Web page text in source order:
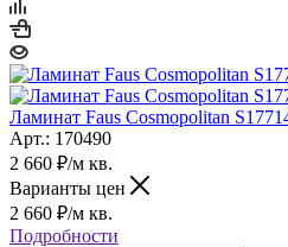
Ламинат Faus Cosmopolitan
Арт.: 170490
2 660 ₽/м кв.
Варианты цен
2 660 ₽/м кв.
Подробности